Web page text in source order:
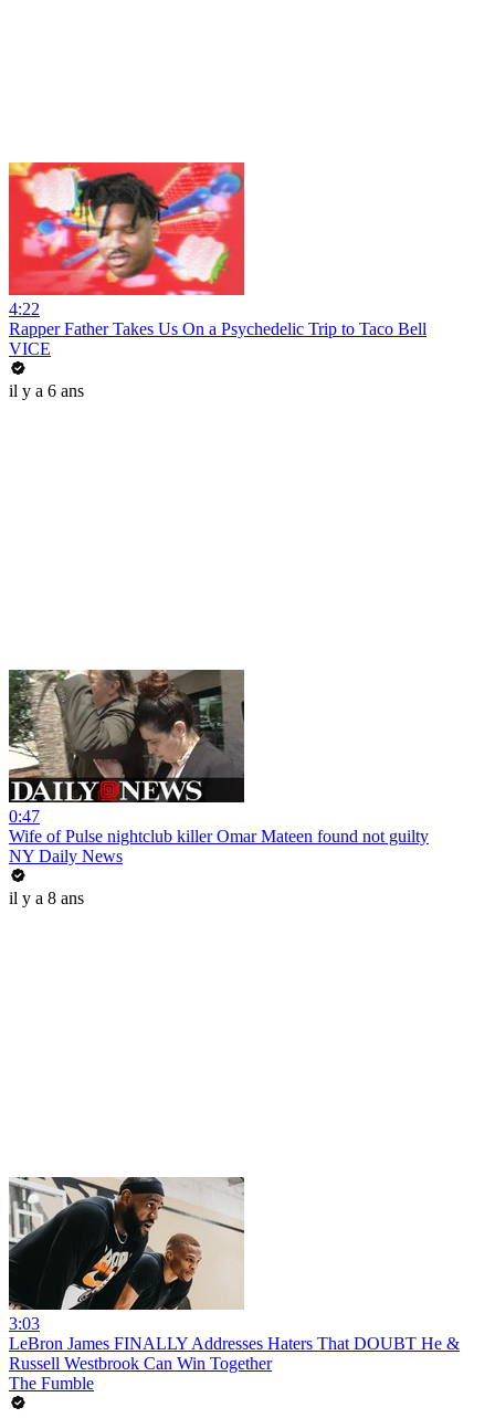
4:22
Rapper Father Takes Us On a Psychedelic Trip to Taco Bell
VICE
il y a 6 ans
0:47
Wife of Pulse nightclub killer Omar Mateen found not guilty
NY Daily News
il y a 8 ans
3:03
LeBron James FINALLY Addresses Haters That DOUBT He &
Russell Westbrook Can Win Together
The Fumble